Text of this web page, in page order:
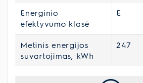
Energinio
efektyvumo klasė
E
Metinis energijos
suvartojimas, kWh
247